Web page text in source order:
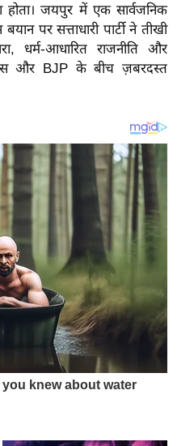
होता। जयपुर में एक सार्वजनिक
पर सत्ताधारी पार्टी ने तीखी
धर्म-आधारित राजनीति और
और BJP के बीच ज़बरदस्त